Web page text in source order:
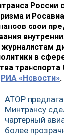
России
и
свои
журналистам
в
транспорта
РИА «Новости».
АТОР
Минтрансу
чартерный
более